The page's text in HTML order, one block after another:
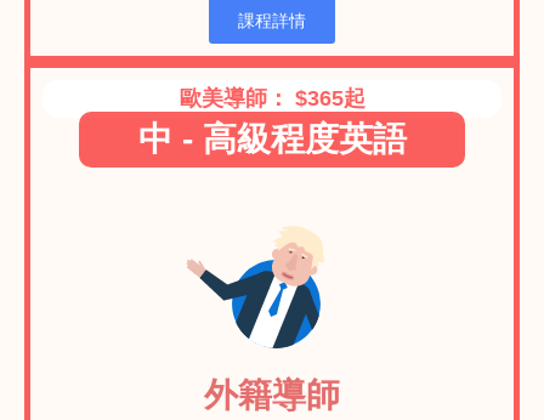
課程詳情
歐美導師： $365起
中 - 高級程度英語
外籍導師